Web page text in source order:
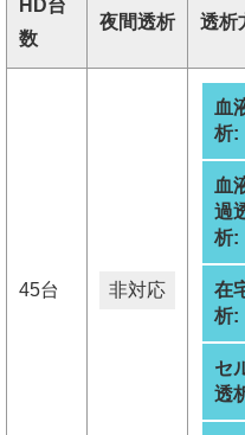
HD台
数
夜間透析 透析
45台 非対応
血
析:
血
過
析:
在
析:
セ
透